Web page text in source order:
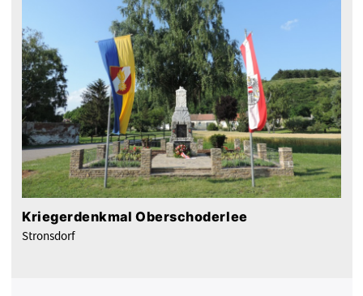
Kriegerdenkmal Oberschoderlee
Stronsdorf